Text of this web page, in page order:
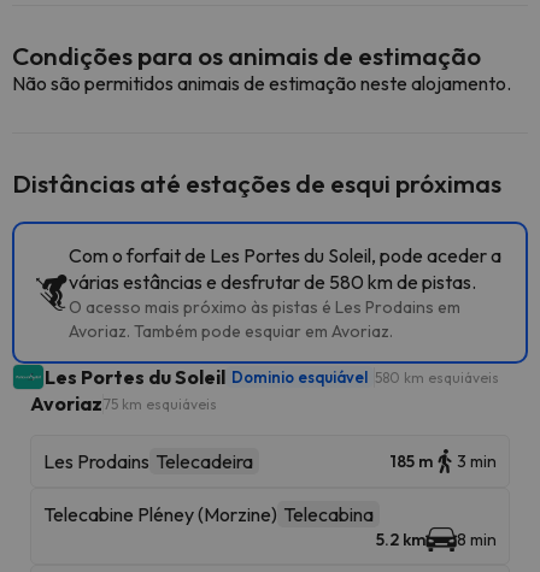
Condições para os animais de estimação
Não são permitidos animais de estimação neste alojamento.
Distâncias até estações de esqui próximas
Com o forfait de Les Portes du Soleil, pode aceder a
várias estâncias e desfrutar de 580 km de pistas.
O acesso mais próximo às pistas é Les Prodains em
Avoriaz. Também pode esquiar em Avoriaz.
Les Portes du Soleil Dominio esquiável 580 km esquiáveis
Avoriaz75 km esquiáveis
Les Prodains Telecadeira 185 m 3 min
Telecabine Pléney (Morzine) Telecabina
5.2 km 8 min